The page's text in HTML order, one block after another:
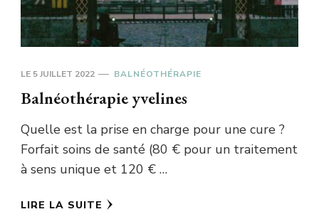
LE 5 JUILLET 2022 BALNÉOTHÉRAPIE
Balnéothérapie yvelines
Quelle est la prise en charge pour une cure ?
Forfait soins de santé (80 € pour un traitement
à sens unique et 120 € …
LIRE LA SUITE